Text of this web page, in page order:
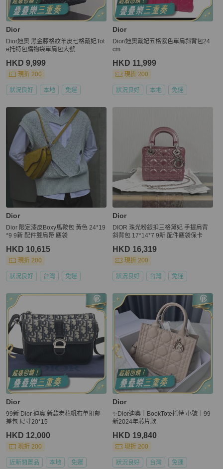
Dior
Dior迪奧 黑金藤格紋羊皮七格戴妃Tot
e托特包購物袋單肩包大號
HKD 9,999
現折 200
狀況良好 本地 免運
Dior
Dior/迪奧戴妃五格紫色單肩斜背包24
cm
HKD 11,999
現折 200
狀況良好 本地 免運
Dior
Dior 限定漆皮Boxy馬鞍包 黃色 24*19
*9 9新 配件雙肩帶 塵袋
HKD 10,615
現折 200
狀況良好 台灣 免運
Dior
DIOR 珠光粉銀扣三格黛妃 手提肩背
斜背包 17*14*7 9新 配件塵袋保卡
HKD 16,319
現折 200
狀況良好 台灣 免運
Dior
99新 Dior 迪奥 新款老花帆布单扣邮
差包 尺寸20*15
HKD 12,000
現折 200
近新閒置品 本地 免運
Dior
✨Dior迪奧｜BookTote托特 小號｜99
新2024年芯片款
HKD 19,840
現折 200
狀況良好 台灣 免運